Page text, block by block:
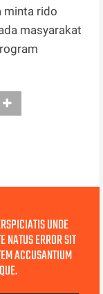
minta rido
masyarakat
UNDE
NATUS ERROR SIT
ACCUSANTIUM